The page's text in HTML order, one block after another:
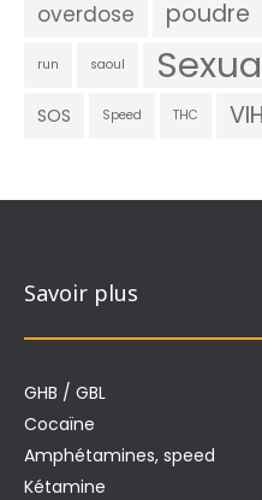
overdose poudre
run saoul
SOS Speed THC VIH
Savoir plus
GHB / GBL
Cocaïne
Amphétamines, speed
Kétamine